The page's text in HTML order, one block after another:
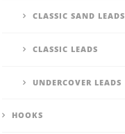
CLASSIC SAND LEADS
CLASSIC LEADS
UNDERCOVER LEADS
HOOKS